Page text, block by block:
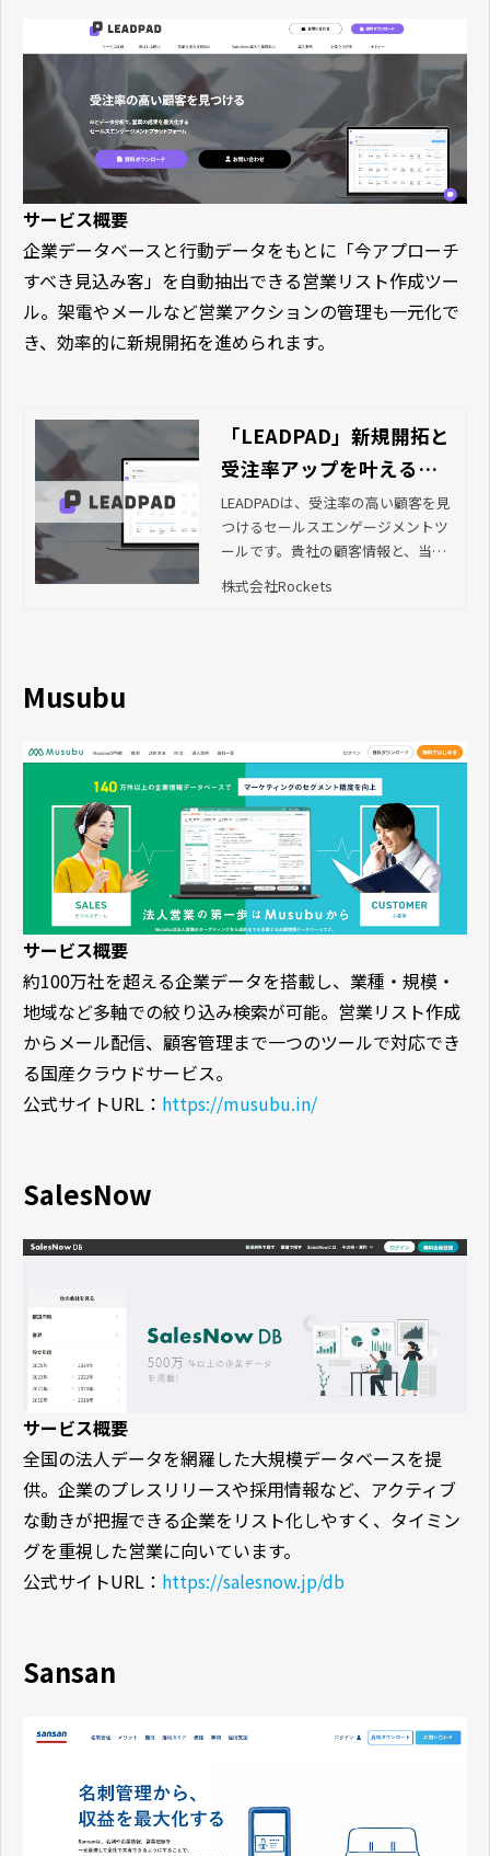
サービス概要
企業データベースと行動データをもとに「今アプローチ
すべき見込み客」を自動抽出できる営業リスト作成ツー
ル。架電やメールなど営業アクションの管理も一元化で
き、効率的に新規開拓を進められます。
「LEADPAD」新規開拓と
受注率アップを叶えるセ
ールスエンゲージメント
ツール｜株式会社Rockets
LEADPADは、受注率の高い顧客を見
つけるセールスエンゲージメントツ
ールです。貴社の顧客情報と、当社
が保有する膨大な企業データベース
やキーマン情報を組み合わせること
し、これまで以上に効率的な営業活
動環境の構築を支援します。
株式会社Rockets
Musubu
サービス概要
約100万社を超える企業データを搭載し、業種・規模・
地域など多軸での絞り込み検索が可能。営業リスト作成
からメール配信、顧客管理まで一つのツールで対応でき
る国産クラウドサービス。
公式サイトURL： https://musubu.in/
SalesNow
サービス概要
全国の法人データを網羅した大規模データベースを提
供。企業のプレスリリースや採用情報など、アクティブ
な動きが把握できる企業をリスト化しやすく、タイミン
グを重視した営業に向いています。
公式サイトURL： https://salesnow.jp/db
Sansan